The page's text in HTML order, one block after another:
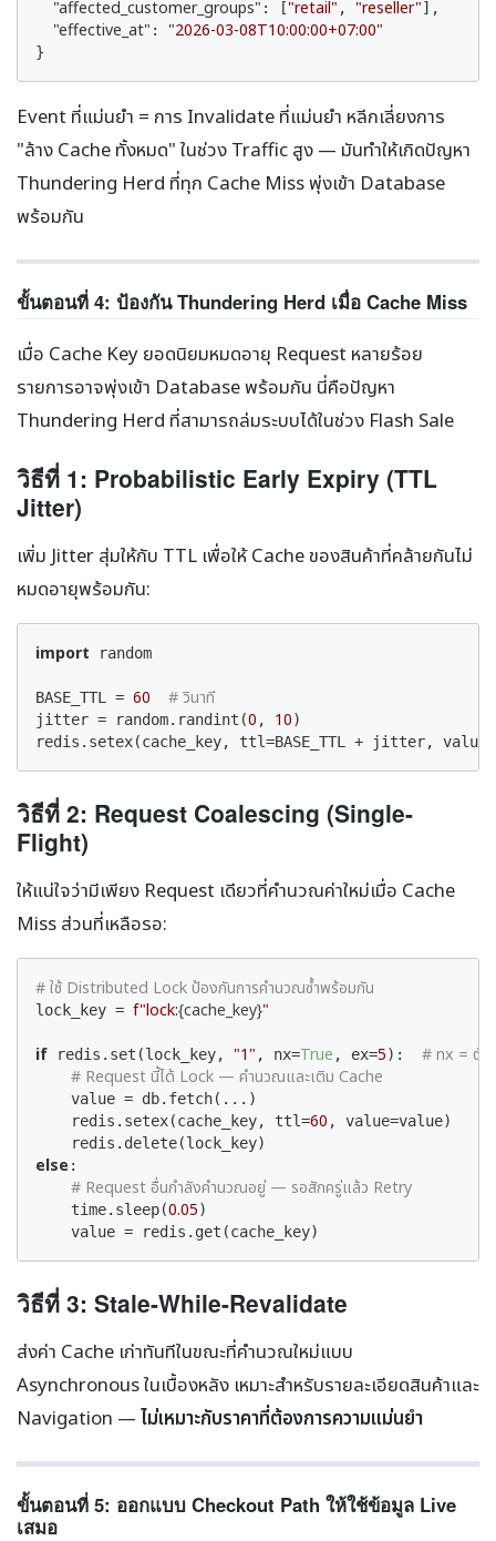
"affected_customer_groups" : ["retail" , "reseller"],
"effective_at" : "2026-03-08T10:00:00+07:00"
}
Event ที่แม่นยำ = การ Invalidate ที่แม่นยำ หลีกเลี่ยงการ
"ล้าง Cache ทั้งหมด" ในช่วง Traffic สูง — มันทำให้เกิดปัญหา
Thundering Herd ที่ทุก Cache Miss พุ่งเข้า Database
พร้อมกัน
ขั้นตอนที่ 4: ป้องกัน Thundering Herd เมื่อ Cache Miss
เมื่อ Cache Key ยอดนิยมหมดอายุ Request หลายร้อย
รายการอาจพุ่งเข้า Database พร้อมกัน นี่คือปัญหา
Thundering Herd ที่สามารถล่มระบบได้ในช่วง Flash Sale
วิธีที่ 1: Probabilistic Early Expiry (TTL
Jitter)
เพิ่ม Jitter สุ่มให้กับ TTL เพื่อให้ Cache ของสินค้าที่คล้ายกันไม่
หมดอายุพร้อมกัน:
import random
BASE_TTL = 60 # วินาที
jitter = random.randint(0 , 10)
redis.setex(cache_key, ttl=BASE_TTL + jitter,
วิธีที่ 2: Request Coalescing (Single-
Flight)
ให้แน่ใจว่ามีเพียง Request เดียวที่คำนวณค่าใหม่เมื่อ Cache
Miss ส่วนที่เหลือรอ:
# ใช้ Distributed Lock ป้องกันการคำนวณซ้ำพร้อมกัน
lock_key = f"lock:{cache_key}"
if redis.set(lock_key, "1" , nx=True , ex=5): # nx = ตั้ง
# Request นี้ได้ Lock — คำนวณและเติม Cache
    value = db.fetch(...)
    redis.setex(cache_key, ttl=
60 , value=value)
else :
# Request อื่นกำลังคำนวณอยู่ — รอสักครู่แล้ว Retry
    time.sleep(
0.05)
    value = redis.get(cache_key)
วิธีที่ 3: Stale-While-Revalidate
ส่งค่า Cache เก่าทันทีในขณะที่คำนวณใหม่แบบ
Asynchronous ในเบื้องหลัง เหมาะสำหรับรายละเอียดสินค้าและ
Navigation — ไม่เหมาะกับราคาที่ต้องการความแม่นยำ
ขั้นตอนที่ 5: ออกแบบ Checkout Path ให้ใช้ข้อมูล Live
เสมอ